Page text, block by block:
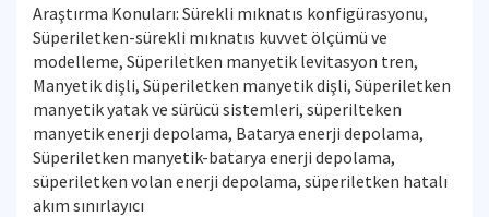
Araştırma Konuları: Sürekli mıknatıs konfigürasyonu,
Süperiletken-sürekli mıknatıs kuvvet ölçümü ve
modelleme, Süperiletken manyetik levitasyon tren,
Manyetik dişli, Süperiletken manyetik dişli, Süperiletken
manyetik yatak ve sürücü sistemleri, süperilteken
manyetik enerji depolama, Batarya enerji depolama,
Süperiletken manyetik-batarya enerji depolama,
süperiletken volan enerji depolama, süperiletken hatalı
akım sınırlayıcı